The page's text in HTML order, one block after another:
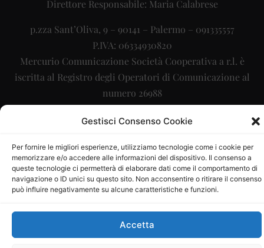
Gestisci Consenso Cookie
Per fornire le migliori esperienze, utilizziamo tecnologie come i cookie per
memorizzare e/o accedere alle informazioni del dispositivo. Il consenso a
queste tecnologie ci permetterà di elaborare dati come il comportamento di
navigazione o ID unici su questo sito. Non acconsentire o ritirare il consenso
può influire negativamente su alcune caratteristiche e funzioni.
Accetta
Direttore Responsabile: Maria Calabrese
p.zza Sant’Oliva, 9 – 90141 – Palermo – 091335557
P.IVA: 06334930820
Mercurio Comunicazione Società Cooperativa a r.l. è
iscritta al Registro degli Operatori di Comunicazione al
numero 26988
Sito gestito daLa Digitale srl–info@ladigitale.it